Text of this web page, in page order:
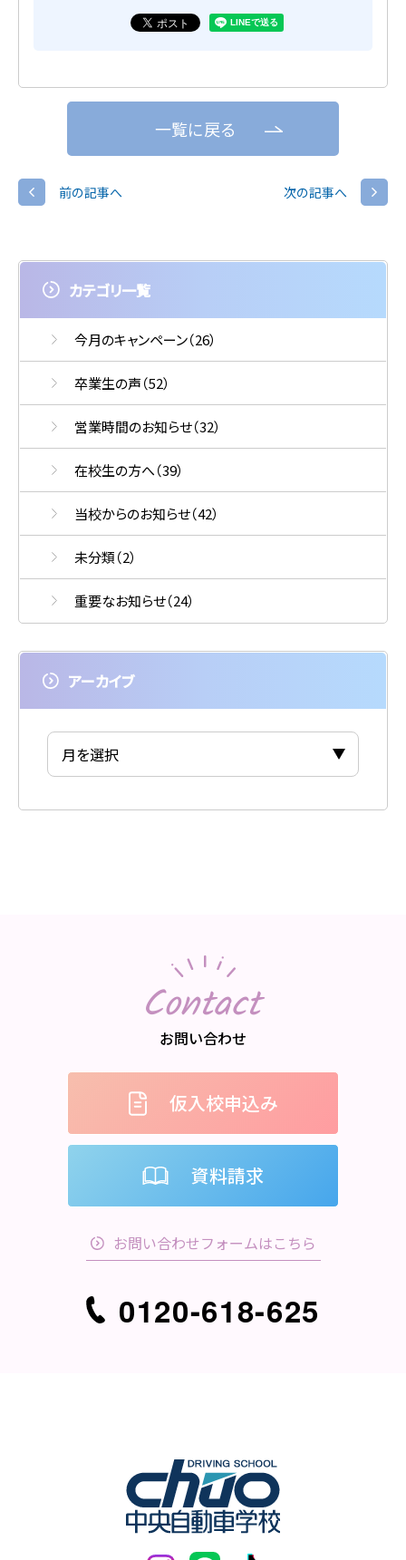
一覧に戻る
前の記事へ 次の記事へ
カテゴリ一覧
今月のキャンペーン（26）
卒業生の声（52）
営業時間のお知らせ（32）
在校生の方へ（39）
当校からのお知らせ（42）
未分類（2）
重要なお知らせ（24）
アーカイブ
お問い合わせ
Contact
仮入校申込み
資料請求
お問い合わせフォームはこちら
0120-618-625